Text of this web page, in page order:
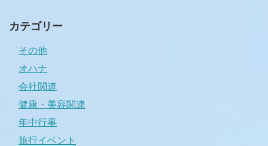
カテゴリー
その他
オハナ
会社関連
健康・美容関連
年中行事
旅行イベント